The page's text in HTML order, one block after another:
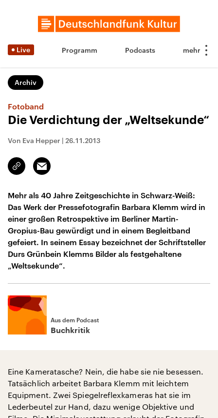
Live Programm Podcasts
Archiv
Fotoband
Die Verdichtung der „Weltsekunde“
Von Eva Hepper | 26.11.2013
Link
kopieren/teilen
Email
Mehr als 40 Jahre Zeitgeschichte in Schwarz-Weiß:
Das Werk der Pressefotografin Barbara Klemm wird in
einer großen Retrospektive im Berliner Martin-
Gropius-Bau gewürdigt und in einem Begleitband
gefeiert. In seinem Essay bezeichnet der Schriftsteller
Durs Grünbein Klemms Bilder als festgehaltene
„Weltsekunde“.
Aus dem Podcast
Buchkritik
Eine Kameratasche? Nein, die habe sie nie besessen.
Tatsächlich arbeitet Barbara Klemm mit leichtem
Equipment. Zwei Spiegelreflexkameras hat sie im
Lederbeutel zur Hand, dazu wenige Objektive und